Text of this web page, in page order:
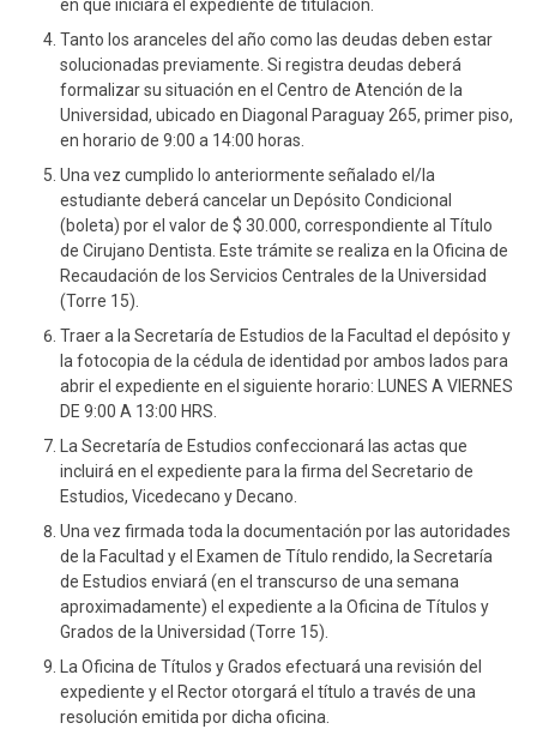
en que iniciará el expediente de titulación.
Tanto los aranceles del año como las deudas deben estar
solucionadas previamente. Si registra deudas deberá
formalizar su situación en el Centro de Atención de la
Universidad, ubicado en Diagonal Paraguay 265, primer piso,
en horario de 9:00 a 14:00 horas.
Una vez cumplido lo anteriormente señalado el/la
estudiante deberá cancelar un Depósito Condicional
(boleta) por el valor de $ 30.000, correspondiente al Título
de Cirujano Dentista. Este trámite se realiza en la Oficina de
Recaudación de los Servicios Centrales de la Universidad
(Torre 15).
Traer a la Secretaría de Estudios de la Facultad el depósito y
la fotocopia de la cédula de identidad por ambos lados para
abrir el expediente en el siguiente horario: LUNES A VIERNES
DE 9:00 A 13:00 HRS.
La Secretaría de Estudios confeccionará las actas que
incluirá en el expediente para la firma del Secretario de
Estudios, Vicedecano y Decano.
Una vez firmada toda la documentación por las autoridades
de la Facultad y el Examen de Título rendido, la Secretaría
de Estudios enviará (en el transcurso de una semana
aproximadamente) el expediente a la Oficina de Títulos y
Grados de la Universidad (Torre 15).
La Oficina de Títulos y Grados efectuará una revisión del
expediente y el Rector otorgará el título a través de una
resolución emitida por dicha oficina.